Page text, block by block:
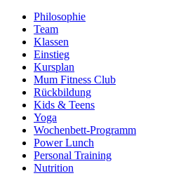
Philosophie
Team
Klassen
Einstieg
Kursplan
Mum Fitness Club
Rückbildung
Kids & Teens
Yoga
Wochenbett-Programm
Power Lunch
Personal Training
Nutrition